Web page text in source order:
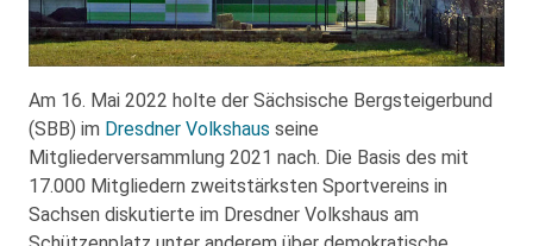
Am 16. Mai 2022 holte der Sächsische Bergsteigerbund
(SBB) im Dresdner Volkshaus seine
Mitgliederversammlung 2021 nach. Die Basis des mit
17.000 Mitgliedern zweitstärksten Sportvereins in
Sachsen diskutierte im Dresdner Volkshaus am